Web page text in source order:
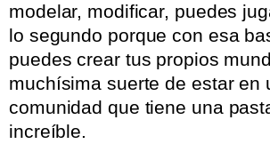
modelar, modificar, puedes
lo segundo porque con esa
puedes crear tus propios
muchísima suerte de estar en
comunidad que tiene una
increíble.